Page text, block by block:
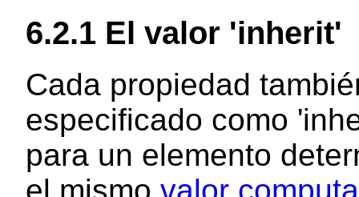
6.2.1 El valor 'inherit'
Cada propiedad
especificado como
para un elemento
el mismo valor